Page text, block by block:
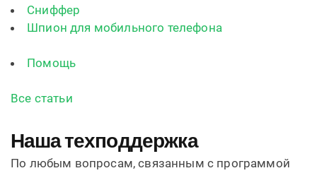
Сниффер
Шпион для мобильного телефона
Помощь
Все статьи
Наша техподдержка
По любым вопросам, связанным с программой